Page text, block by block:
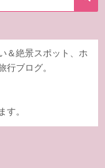
＆絶景スポット、ホ
行ブログ。
す。